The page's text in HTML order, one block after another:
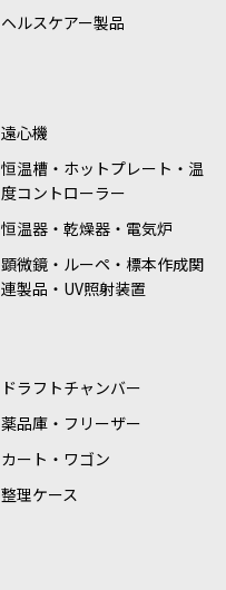
ヘルスケアー製品
遠心機
恒温槽・ホットプレート・温
度コントローラー
恒温器・乾燥器・電気炉
顕微鏡・ルーペ・標本作成関
連製品・UV照射装置
ドラフトチャンバー
薬品庫・フリーザー
カート・ワゴン
整理ケース